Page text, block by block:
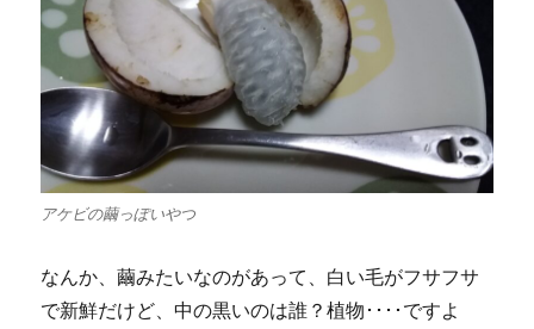
アケビの繭っぽいやつ
なんか、繭みたいなのがあって、白い毛がフサフサ
で新鮮だけど、中の黒いのは誰？植物････ですよ